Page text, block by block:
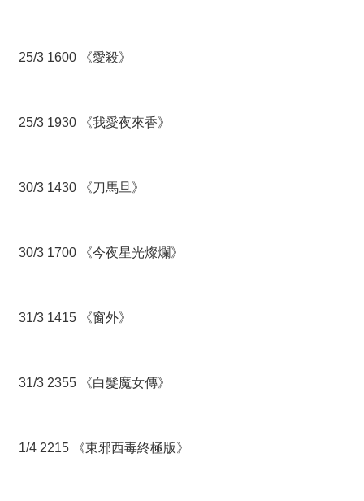
25/3 1600 《愛殺》
25/3 1930 《我愛夜來香》
30/3 1430 《刀馬旦》
30/3 1700 《今夜星光燦爛》
31/3 1415 《窗外》
31/3 2355 《白髮魔女傳》
1/4 2215 《東邪西毒終極版》